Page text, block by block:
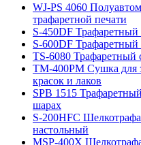
WJ-PS 4060
трафаретной печати
S-450DF Трафаретный
S-600DF Трафаретный
TS-6080 Трафаретный
TM-400PM Сушка для
красок и лаков
SPB 1515
шарах
S-200HFC
настольный
MSP-400X